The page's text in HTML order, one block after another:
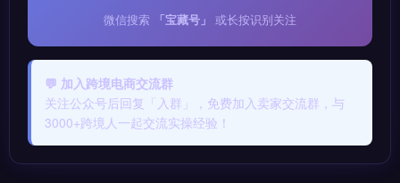
微信搜索 「宝藏号」 或长按识别关注
💬 加入跨境电商交流群
关注公众号后回复「入群」，免费加入卖家交流群，与
3000+跨境人一起交流实操经验！